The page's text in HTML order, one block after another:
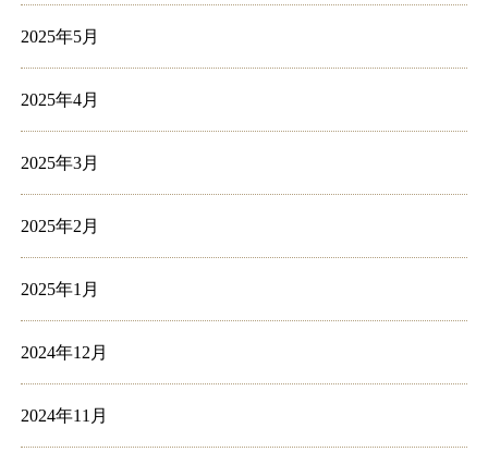
2025年5月
2025年4月
2025年3月
2025年2月
2025年1月
2024年12月
2024年11月